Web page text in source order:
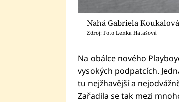
Nahá Gabriela
Zdroj: Foto Lenka Hatašová
Na obálce nového
vysokých podpatcích.
tu nejžhavější a
Zařadila se tak mezi